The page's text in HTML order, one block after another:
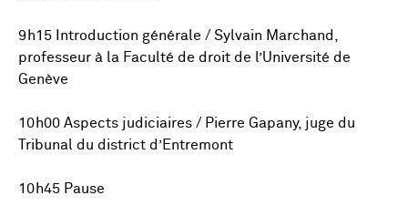
9h15 Introduction générale / Sylvain Marchand,
professeur à la Faculté de droit de l’Université de
Genève
10h00 Aspects judiciaires / Pierre Gapany, juge du
Tribunal du district d’Entremont
10h45 Pause